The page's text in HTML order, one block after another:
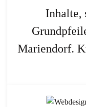
Inhalte,
Mariendorf.